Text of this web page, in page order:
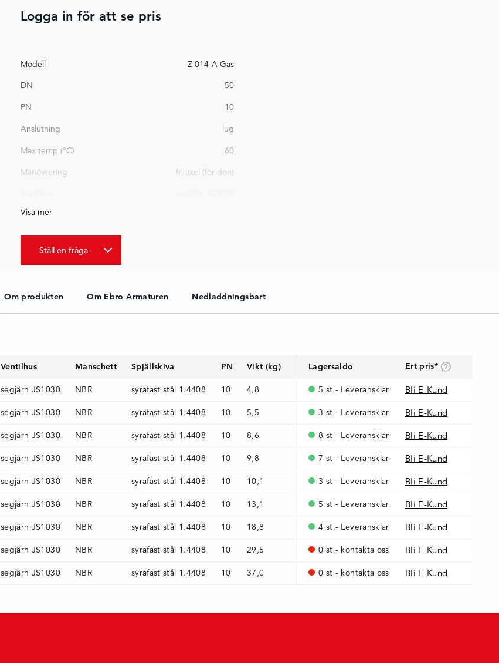
Logga in för att se pris
Modell Z 014-A Gas
DN 50
PN 10
Anslutning lug
Max temp (°C) 60
Manövrering fri axel (för don)
Spjällskiva
Bygglängd (mm)
Visa mer
Ställ en fråga
Om produkten Om Ebro Armaturen Nedladdningsbart
Ventilhus Manschett Spjällskiva PN Vikt (kg) Lagersaldo Ert pris*
segjärn JS1030 NBR syrafast stål 1.4408 10 4,8 5 st - Leveransklar Bli E-Kund
segjärn JS1030 NBR syrafast stål 1.4408 10 5,5 3 st - Leveransklar Bli E-Kund
segjärn JS1030 NBR syrafast stål 1.4408 10 8,6 8 st - Leveransklar Bli E-Kund
segjärn JS1030 NBR syrafast stål 1.4408 10 9,8 7 st - Leveransklar Bli E-Kund
segjärn JS1030 NBR syrafast stål 1.4408 10 10,1 3 st - Leveransklar Bli E-Kund
segjärn JS1030 NBR syrafast stål 1.4408 10 13,1 5 st - Leveransklar Bli E-Kund
segjärn JS1030 NBR syrafast stål 1.4408 10 18,8 4 st - Leveransklar Bli E-Kund
segjärn JS1030 NBR syrafast stål 1.4408 10 29,5 0 st - kontakta oss Bli E-Kund
segjärn JS1030 NBR syrafast stål 1.4408 10 37,0 0 st - kontakta oss Bli E-Kund